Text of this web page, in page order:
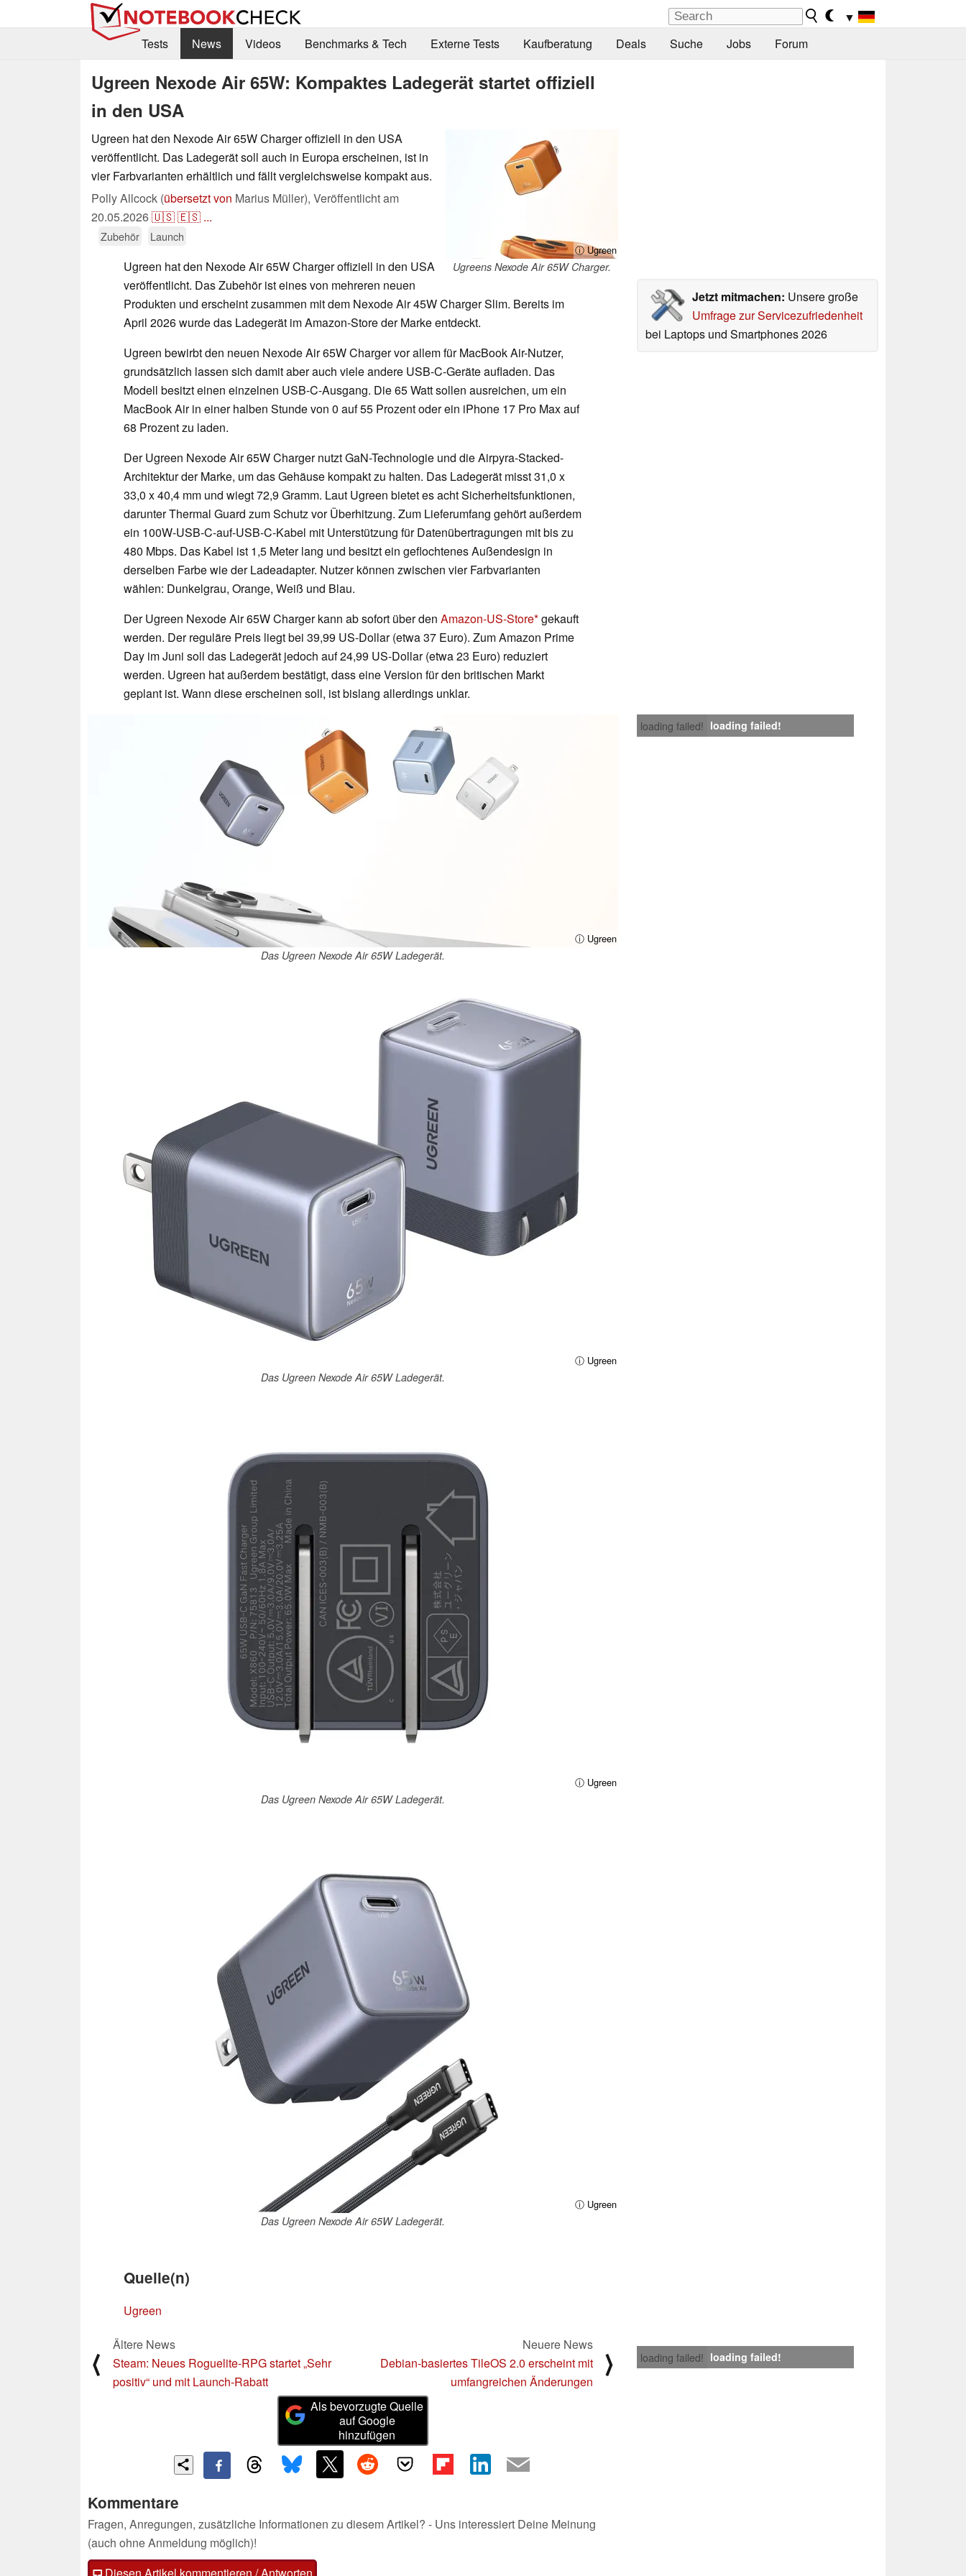
▼
Tests
News Videos Benchmarks & Tech Externe Tests Kaufberatung Deals Suche Jobs Forum
Ugreen Nexode Air 65W: Kompaktes Ladegerät startet offiziell
in den USA
ⓘ Ugreen
Ugreens Nexode Air 65W Charger.
Ugreen hat den Nexode Air 65W Charger offiziell in den USA
veröffentlicht. Das Ladegerät soll auch in Europa erscheinen, ist in
vier Farbvarianten erhältlich und fällt vergleichsweise kompakt aus.
Polly Allcock (übersetzt von Marius Müller), Veröffentlicht am
20.05.2026🇺🇸🇪🇸 ...
Zubehör Launch
Jetzt mitmachen: Unsere große
Umfrage zur Servicezufriedenheit
bei Laptops und Smartphones 2026
Ugreen hat den Nexode Air 65W Charger offiziell in den USA
veröffentlicht. Das Zubehör ist eines von mehreren neuen
Produkten und erscheint zusammen mit dem Nexode Air 45W Charger Slim. Bereits im
April 2026 wurde das Ladegerät im Amazon-Store der Marke entdeckt.
Ugreen bewirbt den neuen Nexode Air 65W Charger vor allem für MacBook Air-Nutzer,
grundsätzlich lassen sich damit aber auch viele andere USB-C-Geräte aufladen. Das
Modell besitzt einen einzelnen USB-C-Ausgang. Die 65 Watt sollen ausreichen, um ein
MacBook Air in einer halben Stunde von 0 auf 55 Prozent oder ein iPhone 17 Pro Max auf
68 Prozent zu laden.
Der Ugreen Nexode Air 65W Charger nutzt GaN-Technologie und die Airpyra-Stacked-
Architektur der Marke, um das Gehäuse kompakt zu halten. Das Ladegerät misst 31,0 x
33,0 x 40,4 mm und wiegt 72,9 Gramm. Laut Ugreen bietet es acht Sicherheitsfunktionen,
darunter Thermal Guard zum Schutz vor Überhitzung. Zum Lieferumfang gehört außerdem
ein 100W-USB-C-auf-USB-C-Kabel mit Unterstützung für Datenübertragungen mit bis zu
480 Mbps. Das Kabel ist 1,5 Meter lang und besitzt ein geflochtenes Außendesign in
derselben Farbe wie der Ladeadapter. Nutzer können zwischen vier Farbvarianten
wählen: Dunkelgrau, Orange, Weiß und Blau.
Der Ugreen Nexode Air 65W Charger kann ab sofort über den Amazon-US-Store gekauft
werden. Der reguläre Preis liegt bei 39,99 US-Dollar (etwa 37 Euro). Zum Amazon Prime
Day im Juni soll das Ladegerät jedoch auf 24,99 US-Dollar (etwa 23 Euro) reduziert
werden. Ugreen hat außerdem bestätigt, dass eine Version für den britischen Markt
geplant ist. Wann diese erscheinen soll, ist bislang allerdings unklar.
loading failed! loading failed!
ⓘ Ugreen
Das Ugreen Nexode Air 65W Ladegerät.
ⓘ Ugreen
Das Ugreen Nexode Air 65W Ladegerät.
ⓘ Ugreen
Das Ugreen Nexode Air 65W Ladegerät.
ⓘ Ugreen
Das Ugreen Nexode Air 65W Ladegerät.
Quelle(n)
Ugreen
loading failed! loading failed!
⟨
Ältere News
Steam: Neues Roguelite-RPG startet „Sehr
positiv“ und mit Launch-Rabatt
Neuere News
Debian-basiertes TileOS 2.0 erscheint mit
umfangreichen Änderungen
⟩
Als bevorzugte Quelle
auf Google
hinzufügen
Kommentare
Fragen, Anregungen, zusätzliche Informationen zu diesem Artikel? - Uns interessiert Deine Meinung
(auch ohne Anmeldung möglich)!